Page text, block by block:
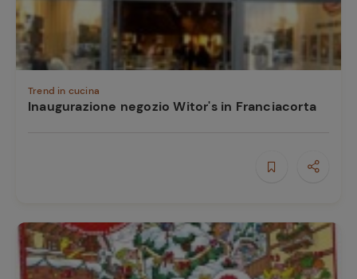
Trend in cucina
Inaugurazione negozio Witor's in Franciacorta